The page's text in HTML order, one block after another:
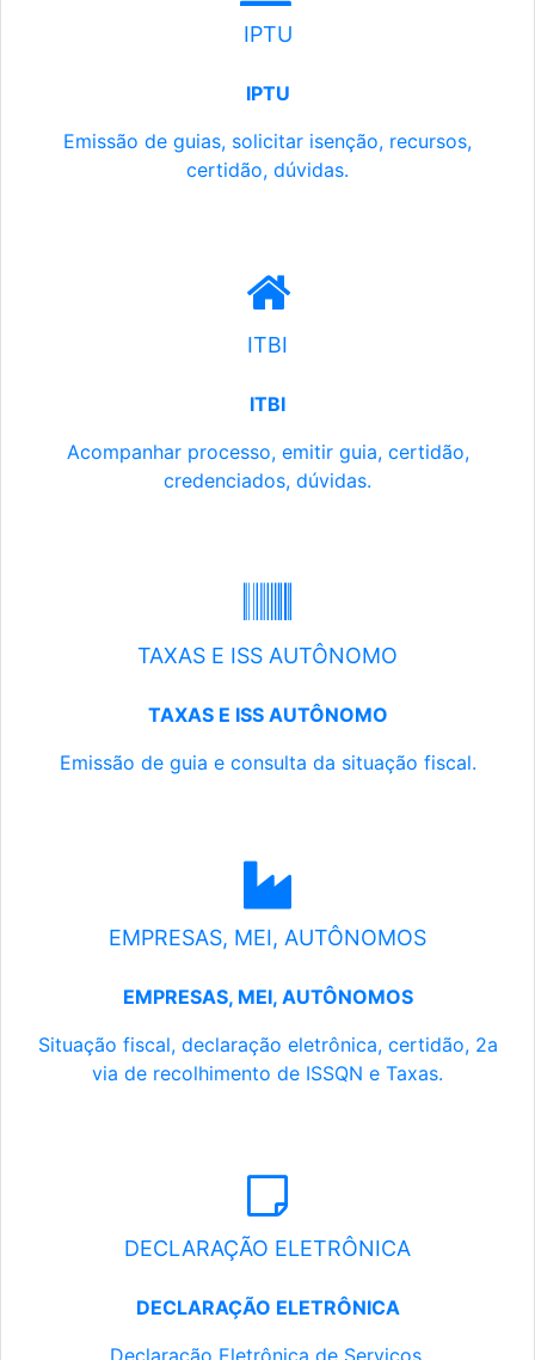
IPTU
IPTU
Emissão de guias, solicitar isenção, recursos,
certidão, dúvidas.
ITBI
ITBI
Acompanhar processo, emitir guia, certidão,
credenciados, dúvidas.
TAXAS E ISS AUTÔNOMO
TAXAS E ISS AUTÔNOMO
Emissão de guia e consulta da situação fiscal.
EMPRESAS, MEI, AUTÔNOMOS
EMPRESAS, MEI, AUTÔNOMOS
Situação fiscal, declaração eletrônica, certidão, 2a
via de recolhimento de ISSQN e Taxas.
DECLARAÇÃO ELETRÔNICA
DECLARAÇÃO ELETRÔNICA